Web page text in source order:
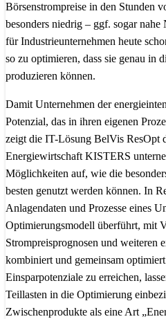
Börsenstrompreise in den Stunden
besonders niedrig – ggf. sogar
für Industrieunternehmen heute
so zu optimieren, dass sie genau in
produzieren können.
Damit Unternehmen der
Potenzial, das in ihren eigenen
zeigt die IT-Lösung BelVis ResOpt
Energiewirtschaft KISTERS
Möglichkeiten auf, wie die
besten genutzt werden können. In
Anlagendaten und Prozesse eines
Optimierungsmodell überführt, mit
Strompreisprognosen und weiteren
kombiniert und gemeinsam
Einsparpotenziale zu erreichen,
Teillasten in die Optimierung
Zwischenprodukte als eine Art